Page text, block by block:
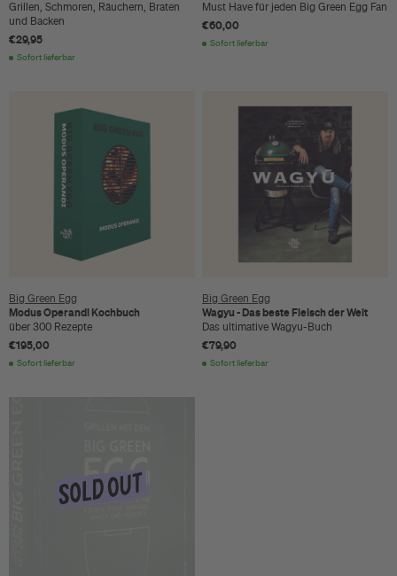
Grillen, Schmoren, Räuchern, Braten
und Backen
€29,95
Sofort lieferbar
Must Have für jeden Big Green Egg Fan
€60,00
Sofort lieferbar
Big Green Egg
Modus Operandi Kochbuch
über 300 Rezepte
€195,00
Sofort lieferbar
Big Green Egg
Wagyu - Das beste Fleisch der Welt
Das ultimative Wagyu-Buch
€79,90
Sofort lieferbar